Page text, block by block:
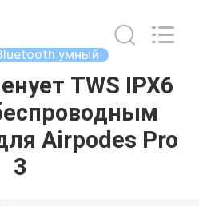
умный
TWS IPX6
Airpodes Pro
3